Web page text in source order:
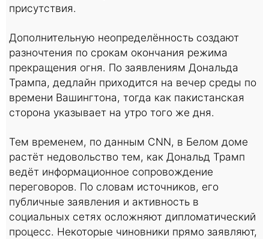
присутствия.
Дополнительную неопределённость создают
разночтения по срокам окончания режима
прекращения огня. По заявлениям Дональда
Трампа, дедлайн приходится на вечер среды по
времени Вашингтона, тогда как пакистанская
сторона указывает на утро того же дня.
Тем временем, по данным CNN, в Белом доме
растёт недовольство тем, как Дональд Трамп
ведёт информационное сопровождение
переговоров. По словам источников, его
публичные заявления и активность в
социальных сетях осложняют дипломатический
процесс. Некоторые чиновники прямо заявляют,